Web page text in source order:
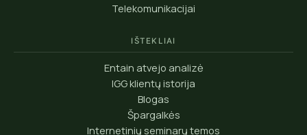
Telekomunikacijai
IŠTEKLIAI
Entain atvejo analizė
IGG klientų istorija
Blogas
Špargalkės
Internetinių seminarų temos